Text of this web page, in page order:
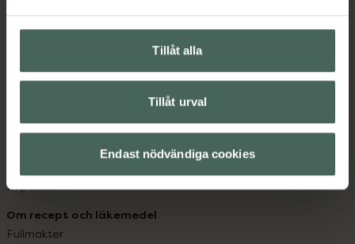
Tillåt alla
Tillåt urval
Endast nödvändiga cookies
Kundservice
Kontakta oss
Hitta apotek
Leverans, betalning och retur
Sajtens tillgänglighet
Köpvillkor
Om recept och läkemedel
Fullmakter